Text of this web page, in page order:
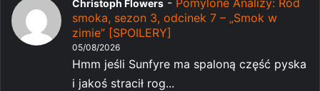
Christoph Flowers
smoka, sezon 3, odcinek 7 – „Smok w
zimie” [SPOILERY]
05/08/2026
Hmm jeśli Sunfyre ma spaloną część pyska
i jakoś stracił rog...